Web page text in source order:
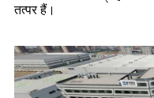
तत्पर हैं।